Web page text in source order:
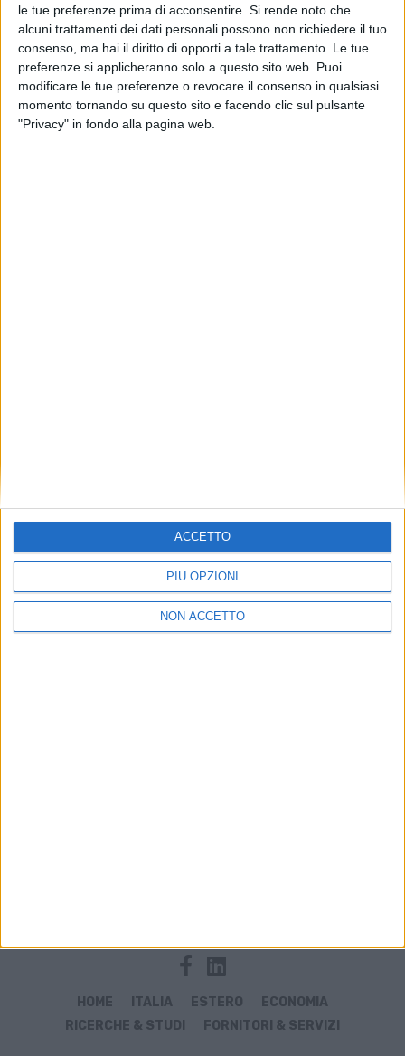
le tue preferenze prima di acconsentire. Si rende noto che
alcuni trattamenti dei dati personali possono non richiedere il tuo
consenso, ma hai il diritto di opporti a tale trattamento. Le tue
preferenze si applicheranno solo a questo sito web. Puoi
modificare le tue preferenze o revocare il consenso in qualsiasi
momento tornando su questo sito e facendo clic sul pulsante
"Privacy" in fondo alla pagina web.
PIÙ OPZIONI
NON ACCETTO
ACCETTO
Alha premiata a Fiumicino
con il certificato Ceiv Pharma
ITALIA 18 LUGLIO 2019
HOME ITALIA ESTERO
ECONOMIA
RICERCHE & STUDI
FORNITORI & SERVIZI